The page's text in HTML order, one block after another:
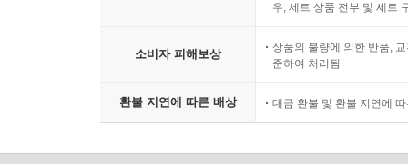
우, 세트 상품 전부 및 세트
소비자 피해보상
상품의 불량에 의한 반품,
준하여 처리됨
환불 지연에 따른 배상 대금 환불 및 환불 지연에